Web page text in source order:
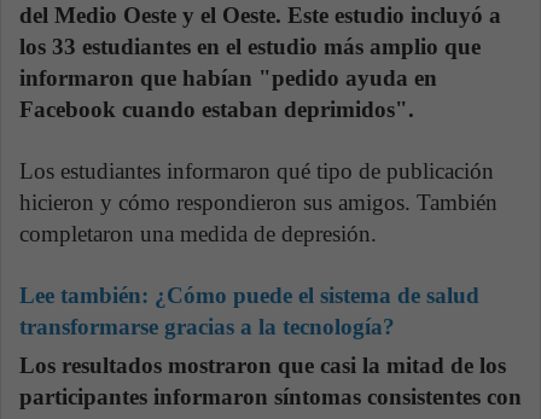
del Medio Oeste y el Oeste. Este estudio incluyó a
los 33 estudiantes en el estudio más amplio que
informaron que habían "pedido ayuda en
Facebook cuando estaban deprimidos".
Los estudiantes informaron qué tipo de publicación
hicieron y cómo respondieron sus amigos. También
completaron una medida de depresión.
Lee también: ¿Cómo puede el sistema de salud
transformarse gracias a la tecnología?
Los resultados mostraron que casi la mitad de los
participantes informaron síntomas consistentes con